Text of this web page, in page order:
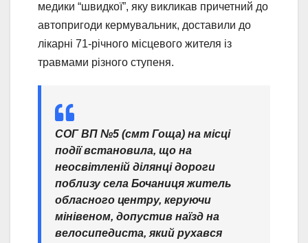
медики “швидкої”, яку викликав причетний до
автопригоди кермувальник, доставили до
лікарні 71-річного місцевого жителя із
травмами різного ступеня.
СОГ ВП №5 (смт Гоща) на місці
події встановила, що на
неосвітленій ділянці дороги
поблизу села Бочаниця житель
обласного центру, керуючи
мінівеном, допустив наїзд на
велосипедиста, який рухався